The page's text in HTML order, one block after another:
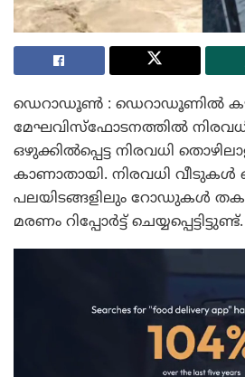
ഡെറാഡൂൺ : ഡെറാഡൂണിൽ
മേഘവിസ്ഫോടനത്തിൽ
ഒഴുക്കിൽപ്പെട്ട നിരവധി
കാണാതായി. നിരവധി വീടുകൾ
പലയിടങ്ങളിലും റോഡുകൾ
മരണം റിപ്പോർട്ട് ചെയ്യപ്പെട്ടിട്ടുണ്ട്.